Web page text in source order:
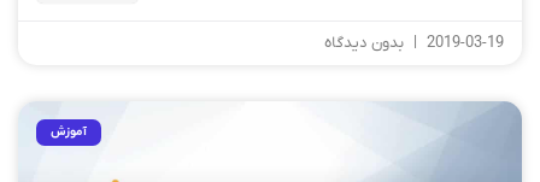
2019-03-19 بدون دیدگاه
آموزش